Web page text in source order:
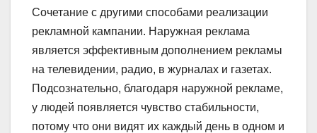
Сочетание с другими способами реализации
рекламной кампании. Наружная реклама
является эффективным дополнением рекламы
на телевидении, радио, в журналах и газетах.
Подсознательно, благодаря наружной рекламе,
у людей появляется чувство стабильности,
потому что они видят их каждый день в одном и